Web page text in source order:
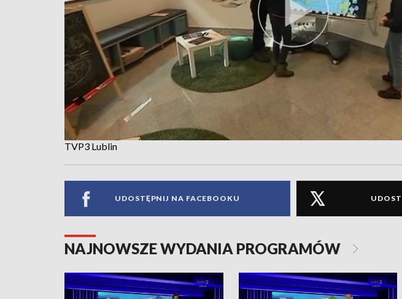
TVP3 Lublin
UDOSTĘPNIJ NA FACEBOOKU
NAJNOWSZE WYDANIA PROGRAMÓW